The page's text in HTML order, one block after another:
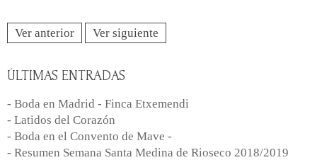
Ver anterior Ver siguiente
ÚLTIMAS ENTRADAS
- Boda en Madrid - Finca Etxemendi
- Latidos del Corazón
- Boda en el Convento de Mave -
- Resumen Semana Santa Medina de Rioseco 2018/2019